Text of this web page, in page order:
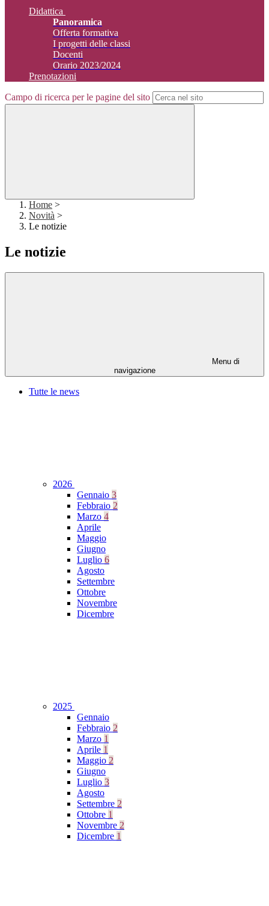
Didattica
Panoramica
Offerta formativa
I progetti delle classi
Docenti
Orario 2023/2024
Prenotazioni
Campo di ricerca per le pagine del sito
Home >
Novità >
Le notizie
Le notizie
Menu di
navigazione
Tutte le news
2026
Gennaio 3
Febbraio 2
Marzo 4
Aprile
Maggio
Giugno
Luglio 6
Agosto
Settembre
Ottobre
Novembre
Dicembre
2025
Gennaio
Febbraio 2
Marzo 1
Aprile 1
Maggio 2
Giugno
Luglio 3
Agosto
Settembre 2
Ottobre 1
Novembre 2
Dicembre 1